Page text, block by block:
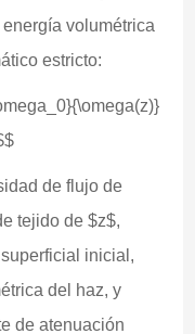
volumétrica
estricto:
de flujo de
tejido de $z$,
inicial,
del haz, y
de atenuación